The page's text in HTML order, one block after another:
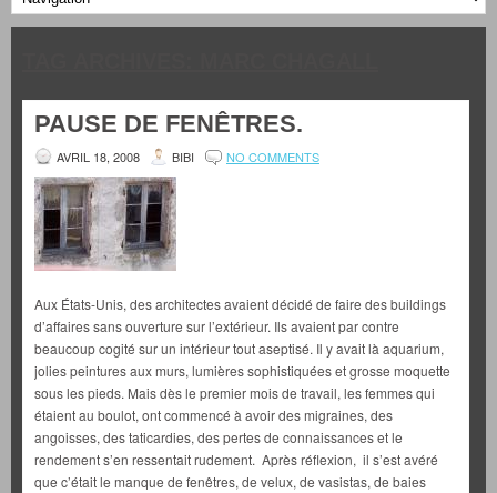
PAUSE DE FENÊTRES.
AVRIL 18, 2008 BIBI NO COMMENTS
Aux États-Unis, des architectes avaient décidé de faire des buildings
d’affaires sans ouverture sur l’extérieur. Ils avaient par contre
beaucoup cogité sur un intérieur tout aseptisé. Il y avait là aquarium,
jolies peintures aux murs, lumières sophistiquées et grosse moquette
sous les pieds. Mais dès le premier mois de travail, les femmes qui
étaient au boulot, ont commencé à avoir des migraines, des
angoisses, des taticardies, des pertes de connaissances et le
rendement s’en ressentait rudement. Après réflexion, il s’est avéré
que c’était le manque de fenêtres, de velux, de vasistas, de baies